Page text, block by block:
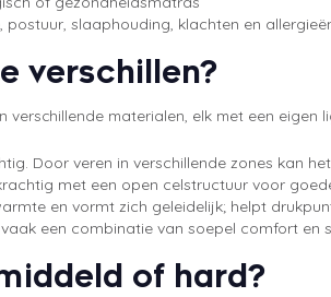
postuur, slaaphouding, klachten en
verschillen?
verschillende materialen, elk met een eigen
Door veren in verschillende zones kan
met een open celstructuur voor
en vormt zich geleidelijk; helpt
een combinatie van soepel comfort en
of hard?